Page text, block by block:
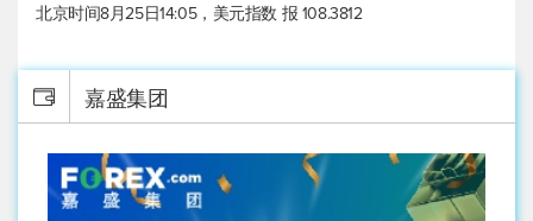
北京时间8月25日14:05， 美元指数 报 108.3812
嘉盛集团